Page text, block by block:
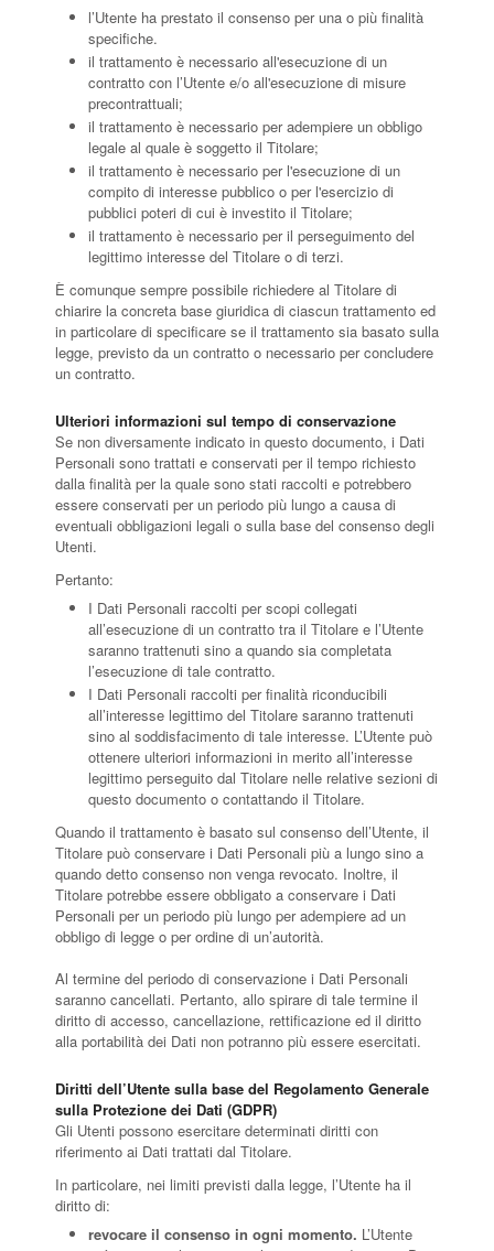
l’Utente ha prestato il consenso per una o più finalità
specifiche.
il trattamento è necessario all'esecuzione di un
contratto con l’Utente e/o all'esecuzione di misure
precontrattuali;
il trattamento è necessario per adempiere un obbligo
legale al quale è soggetto il Titolare;
il trattamento è necessario per l'esecuzione di un
compito di interesse pubblico o per l'esercizio di
pubblici poteri di cui è investito il Titolare;
il trattamento è necessario per il perseguimento del
legittimo interesse del Titolare o di terzi.
È comunque sempre possibile richiedere al Titolare di
chiarire la concreta base giuridica di ciascun trattamento ed
in particolare di specificare se il trattamento sia basato sulla
legge, previsto da un contratto o necessario per concludere
un contratto.
Ulteriori informazioni sul tempo di conservazione
Se non diversamente indicato in questo documento, i Dati
Personali sono trattati e conservati per il tempo richiesto
dalla finalità per la quale sono stati raccolti e potrebbero
essere conservati per un periodo più lungo a causa di
eventuali obbligazioni legali o sulla base del consenso degli
Utenti.
Pertanto:
I Dati Personali raccolti per scopi collegati
all’esecuzione di un contratto tra il Titolare e l’Utente
saranno trattenuti sino a quando sia completata
l’esecuzione di tale contratto.
I Dati Personali raccolti per finalità riconducibili
all’interesse legittimo del Titolare saranno trattenuti
sino al soddisfacimento di tale interesse. L’Utente può
ottenere ulteriori informazioni in merito all’interesse
legittimo perseguito dal Titolare nelle relative sezioni di
questo documento o contattando il Titolare.
Quando il trattamento è basato sul consenso dell’Utente, il
Titolare può conservare i Dati Personali più a lungo sino a
quando detto consenso non venga revocato. Inoltre, il
Titolare potrebbe essere obbligato a conservare i Dati
Personali per un periodo più lungo per adempiere ad un
obbligo di legge o per ordine di un’autorità.
Al termine del periodo di conservazione i Dati Personali
saranno cancellati. Pertanto, allo spirare di tale termine il
diritto di accesso, cancellazione, rettificazione ed il diritto
alla portabilità dei Dati non potranno più essere esercitati.
Diritti dell’Utente sulla base del Regolamento Generale
sulla Protezione dei Dati (GDPR)
Gli Utenti possono esercitare determinati diritti con
riferimento ai Dati trattati dal Titolare.
In particolare, nei limiti previsti dalla legge, l’Utente ha il
diritto di:
revocare il consenso in ogni momento. L’Utente